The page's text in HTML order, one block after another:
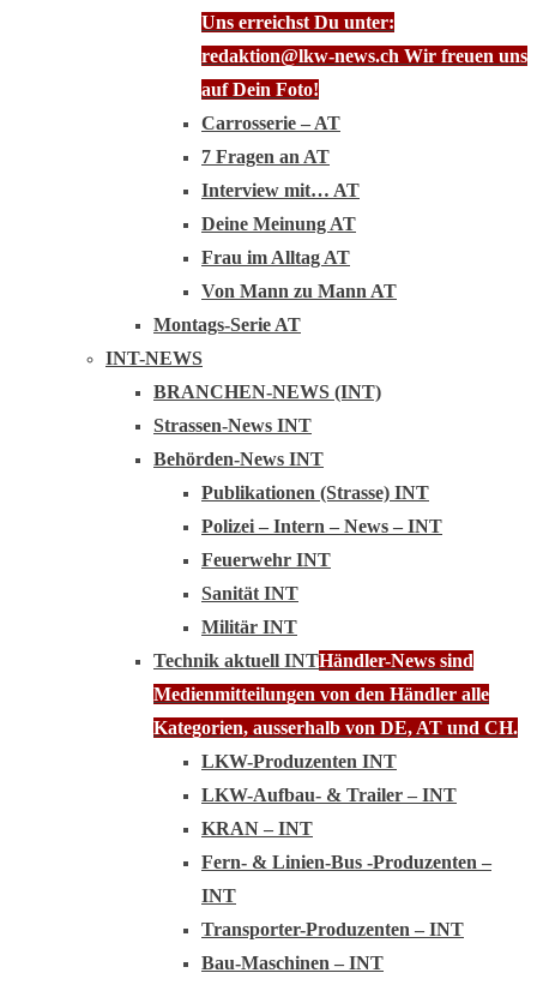
Uns erreichst Du unter:
redaktion@lkw-news.ch Wir freuen uns
auf Dein Foto!
Carrosserie – AT
7 Fragen an AT
Interview mit… AT
Deine Meinung AT
Frau im Alltag AT
Von Mann zu Mann AT
Montags-Serie AT
INT-NEWS
BRANCHEN-NEWS (INT)
Strassen-News INT
Behörden-News INT
Publikationen (Strasse) INT
Polizei – Intern – News – INT
Feuerwehr INT
Sanität INT
Militär INT
Technik aktuell INTHändler-News sind
Medienmitteilungen von den Händler alle
Kategorien, ausserhalb von DE, AT und CH.
LKW-Produzenten INT
LKW-Aufbau- & Trailer – INT
KRAN – INT
Fern- & Linien-Bus -Produzenten –
INT
Transporter-Produzenten – INT
Bau-Maschinen – INT